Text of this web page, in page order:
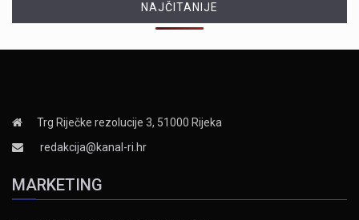
NAJČITANIJE
Trg Riječke rezolucije 3, 51000 Rijeka
redakcija@kanal-ri.hr
MARKETING